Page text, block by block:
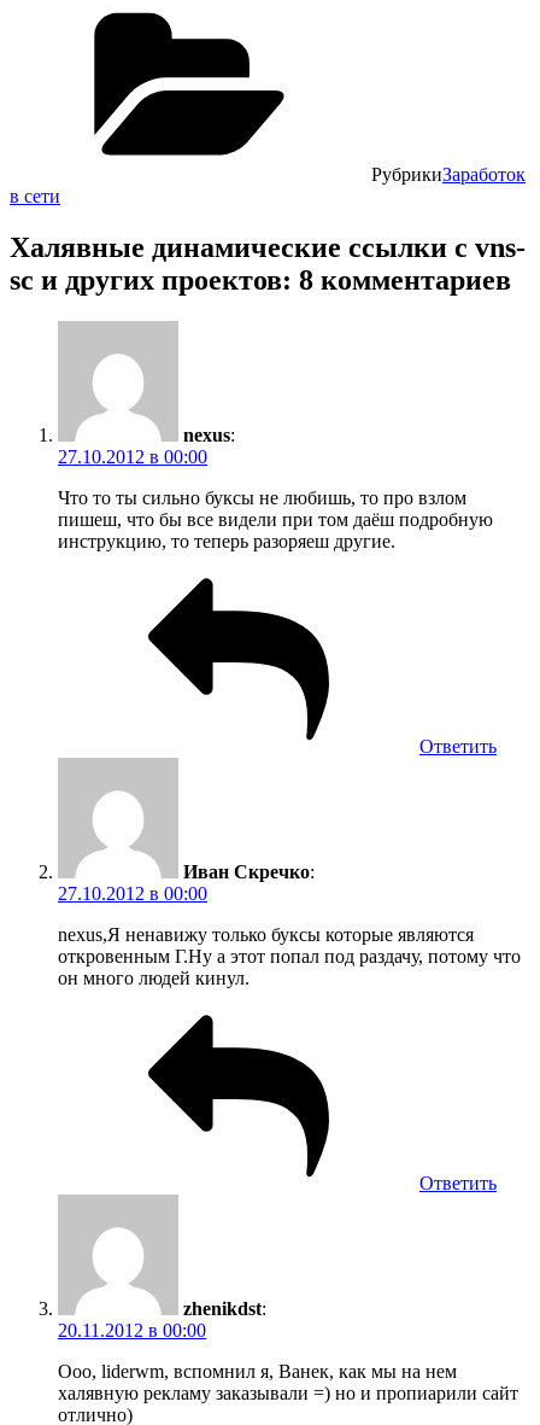
РубрикиЗаработок
в сети
Халявные динамические ссылки с vns-
sc и других проектов: 8 комментариев
nexus:
27.10.2012 в 00:00
Что то ты сильно буксы не любишь, то про взлом
пишеш, что бы все видели при том даёш подробную
инструкцию, то теперь разоряеш другие.
Ответить
Иван Скречко:
27.10.2012 в 00:00
nexus,Я ненавижу только буксы которые являются
откровенным Г.Ну а этот попал под раздачу, потому что
он много людей кинул.
Ответить
zhenikdst:
20.11.2012 в 00:00
Ооо, liderwm, вспомнил я, Ванек, как мы на нем
халявную рекламу заказывали =) но и пропиарили сайт
отлично)